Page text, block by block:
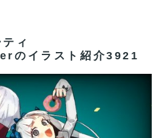
お迎えした方がいいのか教えて
体最強だがそれだけってどうい
った中国が焦りまくった結果、
ィ
イラスト紹介3921